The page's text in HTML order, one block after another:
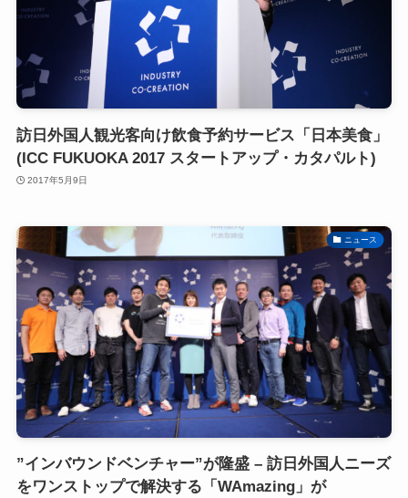
訪日外国人観光客向け飲食予約サービス「日本美食」
(ICC FUKUOKA 2017 スタートアップ・カタパルト)
2017年5月9日
ニュース
”インバウンドベンチャー”が隆盛 – 訪日外国人ニーズ
をワンストップで解決する「WAmazing」が